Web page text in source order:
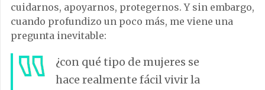
cuidarnos, apoyarnos, protegernos. Y sin embargo,
cuando profundizo un poco más, me viene una
pregunta inevitable:
¿con qué tipo de mujeres se
hace realmente fácil vivir la